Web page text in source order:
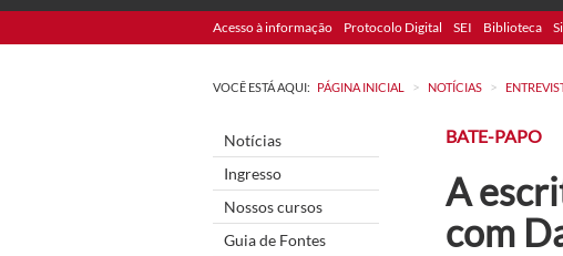
Acesso à informação Protocolo Digital SEI Biblioteca
VOCÊ ESTÁ AQUI: PÁGINA INICIAL > NOTÍCIAS >
Notícias
Ingresso
Nossos cursos
Guia de Fontes
BATE-PAPO
A
com